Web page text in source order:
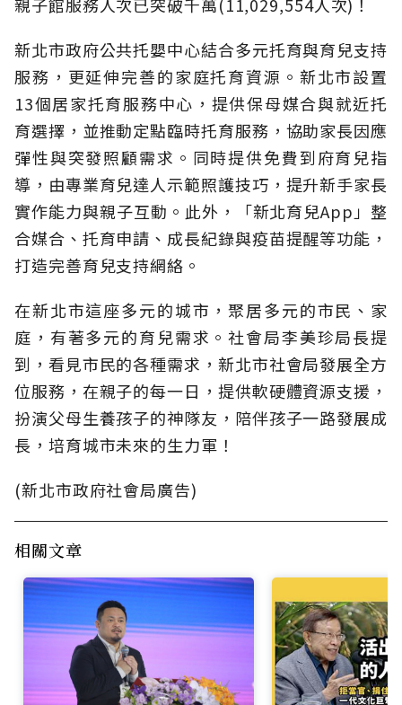
新北市政府公共托嬰中心結合多元托育與育兒支持
服務，更延伸完善的家庭托育資源。新北市設置
13個居家托育服務中心，提供保母媒合與就近托
育選擇，並推動定點臨時托育服務，協助家長因應
彈性與突發照顧需求。同時提供免費到府育兒指
導，由專業育兒達人示範照護技巧，提升新手家長
實作能力與親子互動。此外，「新北育兒App」整
合媒合、托育申請、成長紀錄與疫苗提醒等功能，
打造完善育兒支持網絡。
在新北市這座多元的城市，聚居多元的市民、家
庭，有著多元的育兒需求。社會局李美珍局長提
到，看見市民的各種需求，新北市社會局發展全方
位服務，在親子的每一日，提供軟硬體資源支援，
扮演父母生養孩子的神隊友，陪伴孩子一路發展成
長，培育城市未來的生力軍！
(新北市政府社會局廣告)
相關文章